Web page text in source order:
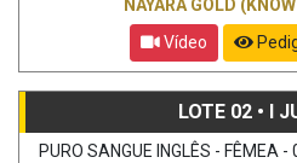
NAYARA GOLD
Vídeo
LOTE 02 • I
PURO SANGUE INGLÊS -